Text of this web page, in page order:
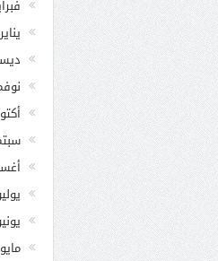
يناير 2024
يوليو
يونيو
مايو 2023